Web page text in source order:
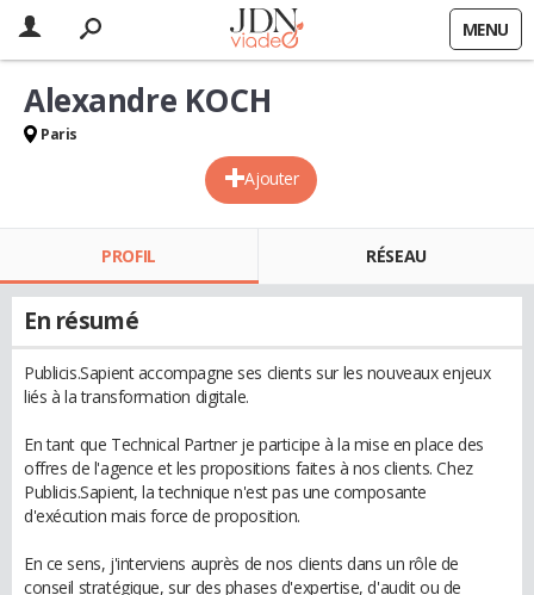
MENU
Ajouter
Alexandre KOCH
Paris
PROFIL RÉSEAU
En résumé
Publicis.Sapient accompagne ses clients sur les nouveaux enjeux
liés à la transformation digitale.
En tant que Technical Partner je participe à la mise en place des
offres de l'agence et les propositions faites à nos clients. Chez
Publicis.Sapient, la technique n'est pas une composante
d'exécution mais force de proposition.
En ce sens, j'interviens auprès de nos clients dans un rôle de
conseil stratégique, sur des phases d'expertise, d'audit ou de